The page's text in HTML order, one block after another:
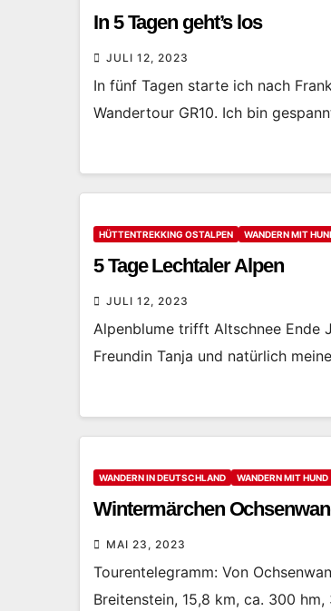
In 5 Tagen geht’s los
JULI 12, 2023
In fünf Tagen starte ich nach
Wandertour GR10. Ich bin
HÜTTENTREKKING OSTALPEN WANDERN MIT
5 Tage Lechtaler Alpen
JULI 12, 2023
Alpenblume trifft Altschnee Ende
Freundin Tanja und natürlich
WANDERN IN DEUTSCHLAND WANDERN MIT HUND
Wintermärchen
MAI 23, 2023
Tourentelegramm: Von
Breitenstein, 15,8 km, ca. 300